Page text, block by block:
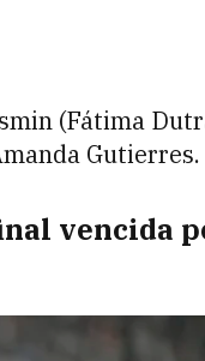
(Fátima
Gutierres.
vencida